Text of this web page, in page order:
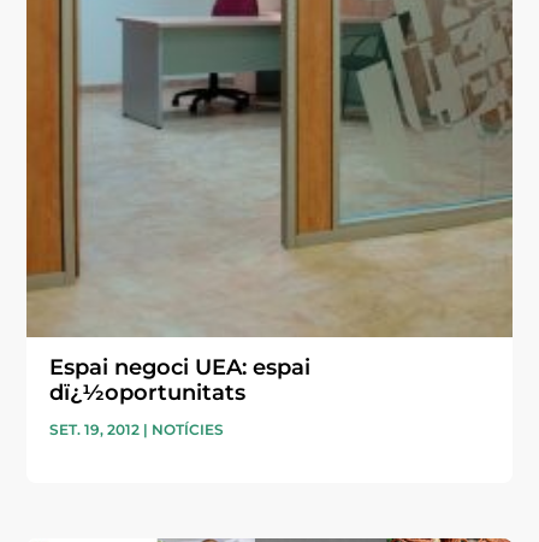
Espai negoci UEA: espai
dï¿½oportunitats
SET. 19, 2012 | NOTÍCIES